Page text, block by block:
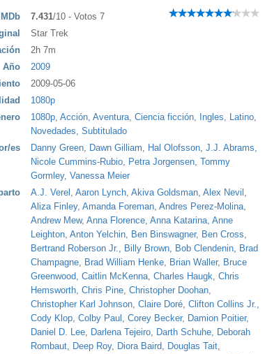
7.431/10 - Votos 7
Star Trek
2h 7m
Año
2009
2009-05-06
1080p
1080p, Acción, Aventura, Ciencia ficción, Ingles, Latino,
Novedades, Subtitulado
es
Danny Green, Dawn Gilliam, Hal Olofsson, J.J. Abrams,
Nicole Cummins-Rubio, Petra Jorgensen, Tommy
Gormley, Vanessa Meier
A.J. Verel , Aaron Lynch, Akiva Goldsman, Alex Nevil ,
Aliza Finley, Amanda Foreman, Andres Perez-Molina,
Andrew Mew, Anna Florence, Anna Katarina, Anne
Leighton, Anton Yelchin, Ben Binswagner, Ben Cross,
Bertrand Roberson Jr., Billy Brown, Bob Clendenin, Brad
Champagne, Brad William Henke, Brian Waller, Bruce
Greenwood, Caitlin McKenna, Charles Haugk, Chris
Hemsworth, Chris Pine, Christopher Doohan,
Christopher Karl Johnson, Claire Doré, Clifton Collins Jr.,
Cody Klop, Colby Paul , Corey Becker, Damion Poitier,
Daniel D. Lee, Darlena Tejeiro, Darth Schuhe, Deborah
Rombaut, Deep Roy, Diora Baird, Douglas Tait,